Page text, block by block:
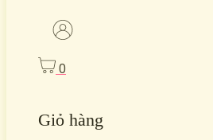
0
Giỏ hàng